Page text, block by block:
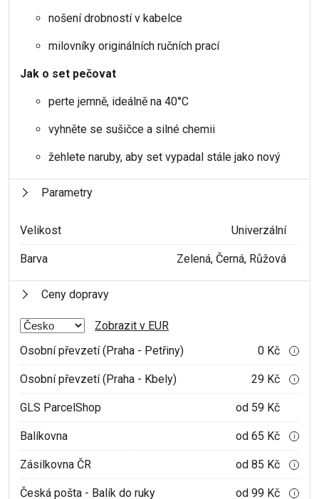
nošení drobností v kabelce
milovníky originálních ručních prací
Jak o set pečovat
perte jemně, ideálně na 40°C
vyhněte se sušičce a silné chemii
žehlete naruby, aby set vypadal stále jako nový
Parametry
Velikost Univerzální
Barva Zelená, Černá, Růžová
Ceny dopravy
Zobrazit v EUR
Osobní převzetí (Praha - Petřiny)
0 Kč i
Osobní převzetí (Praha - Kbely) 29 Kč i
GLS ParcelShop od 59 Kč
Balíkovna od 65 Kč i
Zásilkovna ČR od 85 Kč i
Česká pošta - Balík do ruky od 99 Kč i